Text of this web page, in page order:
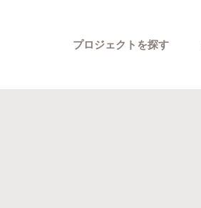
プロジェクトを探す